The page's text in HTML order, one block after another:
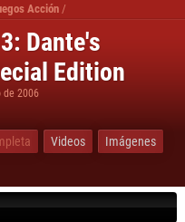
Acción /
Dante's
Edition
de 2006
Videos
Imágenes